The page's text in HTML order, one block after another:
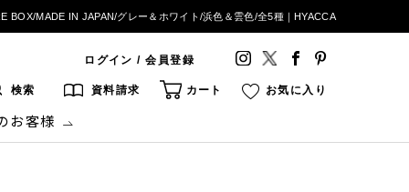
BOX/MADE IN JAPAN/グレー＆ホワイト/浜色＆雲色/全5種｜HYACCA
ログイン / 会員登録
検索 資料請求 カート お気に入り
お客様